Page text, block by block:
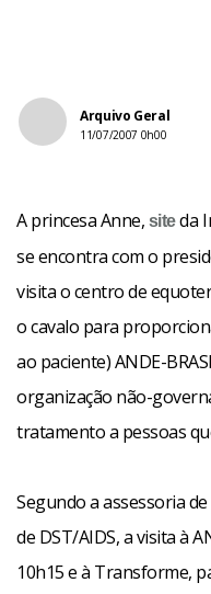
Arquivo Geral
11/07/2007 0h00
A princesa Anne, siteda
se encontra com o
visita o centro de
o cavalo para
ao paciente) ANDE-
organização não-
tratamento a pessoas
Segundo a assessoria
de DST/AIDS, a visita à
10h15 e à Transforme,